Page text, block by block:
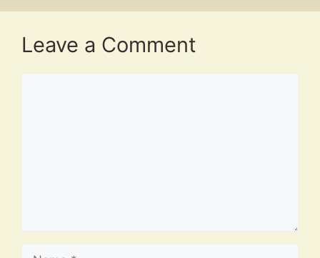
Leave a Comment